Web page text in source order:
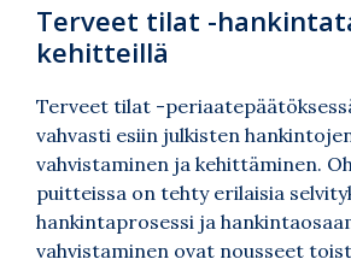
Terveet tilat -
kehitteillä
Terveet tilat -
vahvasti esiin julkisten
vahvistaminen ja kehittäminen.
puitteissa on tehty erilaisia
hankintaprosessi ja
vahvistaminen ovat nousseet